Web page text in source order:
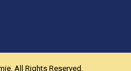
All Rights Reserved.